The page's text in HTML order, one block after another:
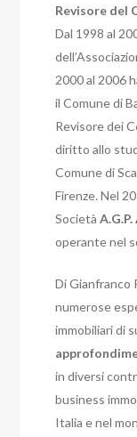
Revisore del
Dal 1998 al
2000 al 2006
il Comune di
Revisore dei
diritto allo
Comune di
Firenze. Nel
Società
operante nel
Di Gianfranco
numerose
immobiliari di
in diversi
business
Italia e nel